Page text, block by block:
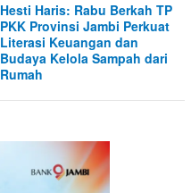
Hesti Haris: Rabu Berkah TP
PKK Provinsi Jambi Perkuat
Literasi Keuangan dan
Budaya Kelola Sampah dari
Rumah